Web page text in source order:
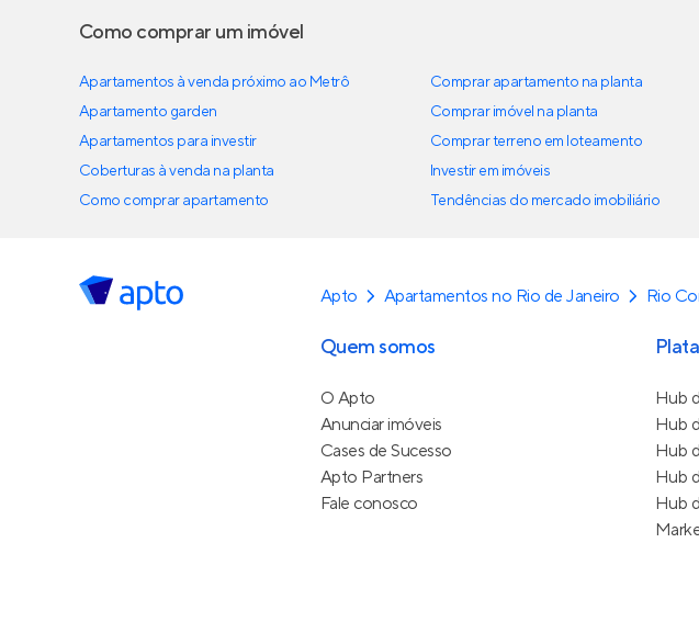
Como comprar um imóvel
Apartamentos à venda próximo ao Metrô
Apartamento garden
Apartamentos para investir
Coberturas à venda na planta
Como comprar apartamento
Comprar apartamento na planta
Comprar imóvel na planta
Comprar terreno em loteamento
Investir em imóveis
Tendências do mercado imobiliário
Apto Apartamentos no Rio de Janeiro Rio
Quem somos
O Apto
Anunciar imóveis
Cases de Sucesso
Apto Partners
Fale conosco
Hub
Hub
Hub
Hub
Hub